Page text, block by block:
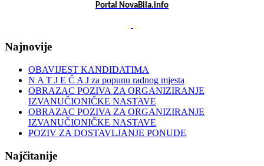
Portal NovaBila.info
Najnovije
OBAVIJEST KANDIDATIMA
N A T J E Č A J za popunu radnog mjesta
OBRAZAC POZIVA ZA ORGANIZIRANJE
IZVANUČIONIČKE NASTAVE
OBRAZAC POZIVA ZA ORGANIZIRANJE
IZVANUČIONIČKE NASTAVE
POZIV ZA DOSTAVLJANJE PONUDE
Najčitanije